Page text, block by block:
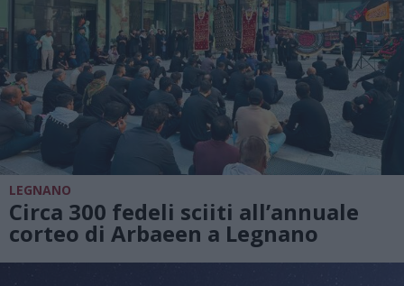
LEGNANO
Circa 300 fedeli sciiti all’annuale
corteo di Arbaeen a Legnano